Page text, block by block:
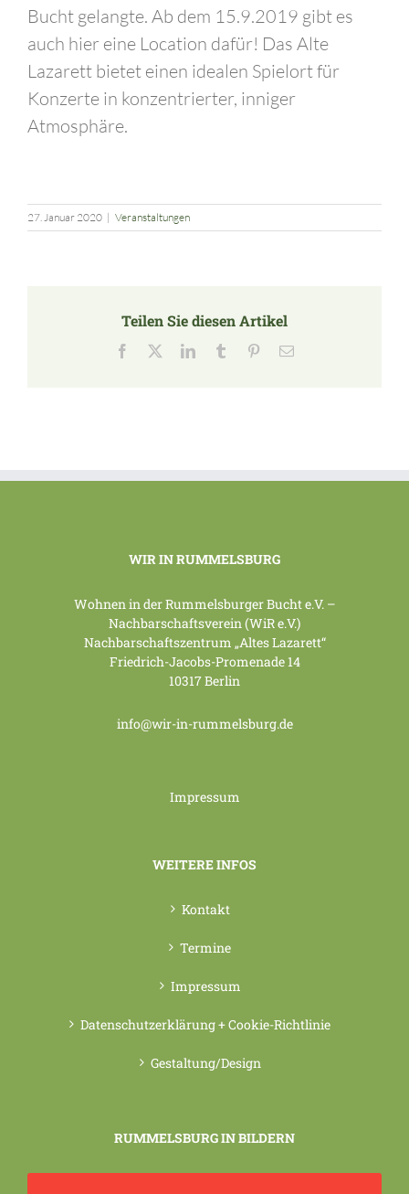
Bucht gelangte. Ab dem 15.9.2019 gibt es
auch hier eine Location dafür! Das Alte
Lazarett bietet einen idealen Spielort für
Konzerte in konzentrierter, inniger
Atmosphäre.
27. Januar 2020 | Veranstaltungen
Teilen Sie diesen Artikel
Facebook LinkedInTumblr Pinterest
E-
WIR IN RUMMELSBURG
Wohnen in der Rummelsburger Bucht e.V. –
Nachbarschaftsverein (WiR e.V.)
Nachbarschaftszentrum „Altes Lazarett“
Friedrich-Jacobs-Promenade 14
10317 Berlin
info@wir-in-rummelsburg.de
Impressum
WEITERE INFOS
Kontakt
Termine
Impressum
Datenschutzerklärung + Cookie-Richtlinie
Gestaltung/Design
RUMMELSBURG IN BILDERN